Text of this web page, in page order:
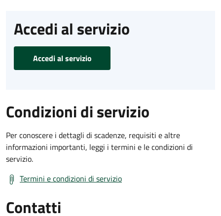
Accedi al servizio
Accedi al servizio
Condizioni di servizio
Per conoscere i dettagli di scadenze, requisiti e altre
informazioni importanti, leggi i termini e le condizioni di
servizio.
Termini e condizioni di servizio
Contatti